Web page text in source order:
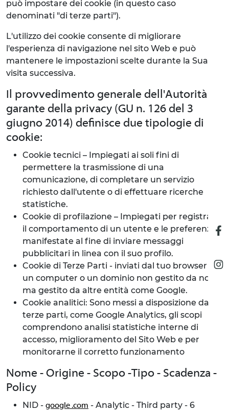
può impostare dei cookie (in questo caso
denominati "di terze parti").
L'utilizzo dei cookie consente di migliorare
l'esperienza di navigazione nel sito Web e può
mantenere le impostazioni scelte durante la Sua
visita successiva.
Il provvedimento generale dell'Autorità
garante della privacy (GU n. 126 del 3
giugno 2014) definisce due tipologie di
cookie:
Cookie tecnici – Impiegati ai soli fini di
permettere la trasmissione di una
comunicazione, di completare un servizio
richiesto dall'utente o di effettuare ricerche
statistiche.
Cookie di profilazione – Impiegati per registrare
il comportamento di un utente e le preferenze
manifestate al fine di inviare messaggi
pubblicitari in linea con il suo profilo.
Cookie di Terze Parti - inviati dal tuo browser da
un computer o un dominio non gestito da noi,
ma gestito da altre entità come Google.
Cookie analitici: Sono messi a disposizione da
terze parti, come Google Analytics, gli scopi
comprendono analisi statistiche interne di
accesso, miglioramento del Sito Web e per
monitorarne il corretto funzionamento
Nome - Origine - Scopo -Tipo - Scadenza -
Policy
NID - google .com - Analytic - Third party - 6